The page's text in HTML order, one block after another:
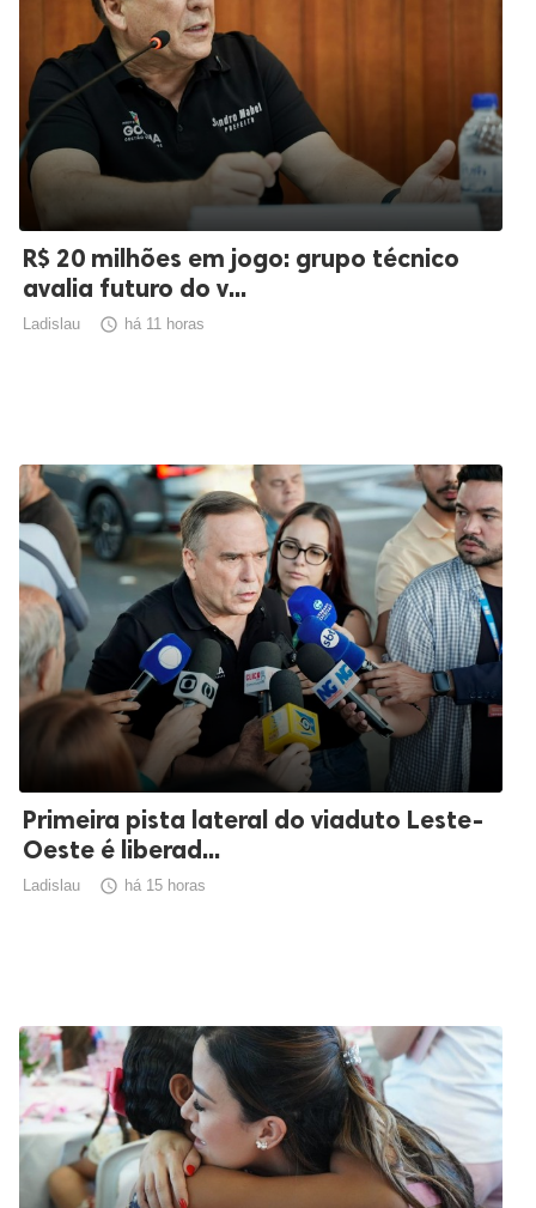
R$ 20 milhões em jogo: grupo técnico
avalia futuro do v...
Ladislau  há 11 horas
Primeira pista lateral do viaduto Leste-
Oeste é liberad...
Ladislau  há 15 horas